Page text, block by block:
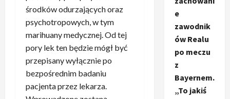
środków odurzających oraz
psychotropowych, w tym
marihuany medycznej. Od tej
pory lek ten będzie mógł być
przepisany wyłącznie po
bezpośrednim badaniu
pacjenta przez lekarza.
e
zawodnik
ów Realu
po meczu
z
Bayernem.
„To jakiś